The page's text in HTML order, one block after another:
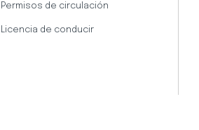
Permisos de circulación
Licencia de conducir